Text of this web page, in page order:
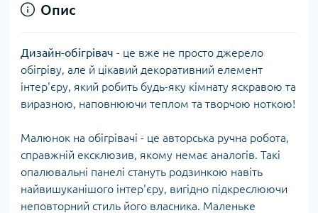
Опис
Дизайн-обігрівач - це вже не просто джерело
обігріву, але й цікавий декоративний елемент
інтер'єру, який робить будь-яку кімнату яскравою та
виразною, наповнюючи теплом та творчою ноткою!
Малюнок на обігрівачі - це авторська ручна робота,
справжній ексклюзив, якому немає аналогів. Такі
опалювальні панелі стануть родзинкою навіть
найвишуканішого інтер'єру, вигідно підкреслюючи
неповторний стиль його власника. Маленьке